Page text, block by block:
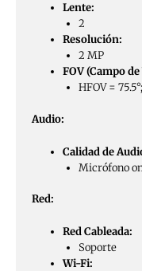
Lente:
2
Resolución:
2 MP
FOV (Campo
HFOV =
Audio:
Calidad de
Micrófono
Red:
Red Cableada:
Soporte
Wi-Fi: